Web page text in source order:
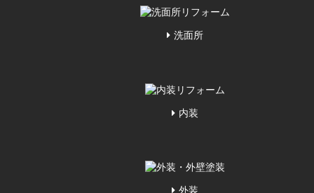
洗面所
内装
外装